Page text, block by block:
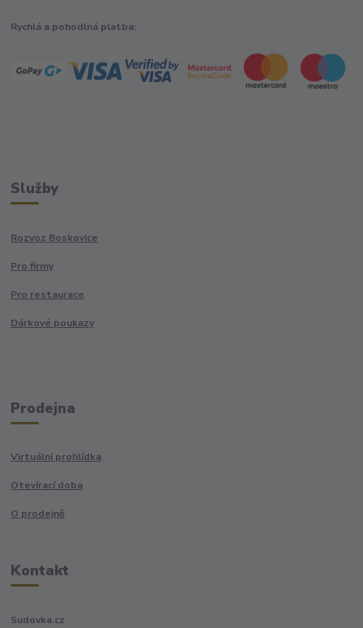
Rychlá a pohodlná platba:
Služby
Rozvoz Boskovice
Pro firmy
Pro restaurace
Dárkové poukazy
Prodejna
Virtuální prohlídka
Otevírací doba
O prodejně
Kontakt
Sudovka.cz